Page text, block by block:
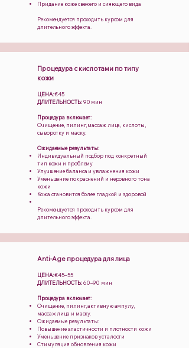
Придание коже свежего и сияющего вида
Рекомендуется проходить курсом для
длительного эффекта.
Процедура с кислотами по типу
кожи
ЦЕНА:€45
ДЛИТЕЛЬНОСТЬ:90 мин
Процедура включает:
Очищение, пилинг, массаж лица, кислоты,
сыворотку и маску.
Ожидаемые результаты:
Индивидуальный подбор под конкретный
тип кожи и проблему
Улучшение баланса и увлажнения кожи
Уменьшение покраснений и неровного тона
кожи
Кожа становится более гладкой и здоровой
Рекомендуется проходить курсом для
длительного эффекта.
Anti-Age процедура для лица
ЦЕНА:€45–55
ДЛИТЕЛЬНОСТЬ:60–90 мин
Процедура включает:
Очищение, пилинг, активную ампулу,
массаж лица и маску.
Ожидаемые результаты:
Повышение эластичности и плотности кожи
Уменьшение признаков усталости
Стимуляция обновления кожи